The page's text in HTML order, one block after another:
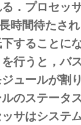
．プロセッ
時間待たさ
することに
行うと，バ
ュールが割
のステータ
サはシステ